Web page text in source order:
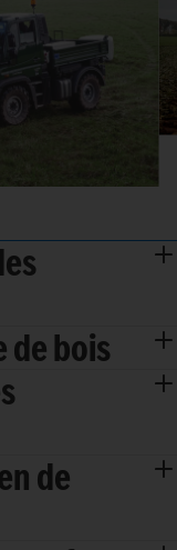
bois
de